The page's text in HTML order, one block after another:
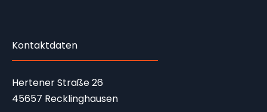
Kontaktdaten
Hertener Straße 26
45657 Recklinghausen